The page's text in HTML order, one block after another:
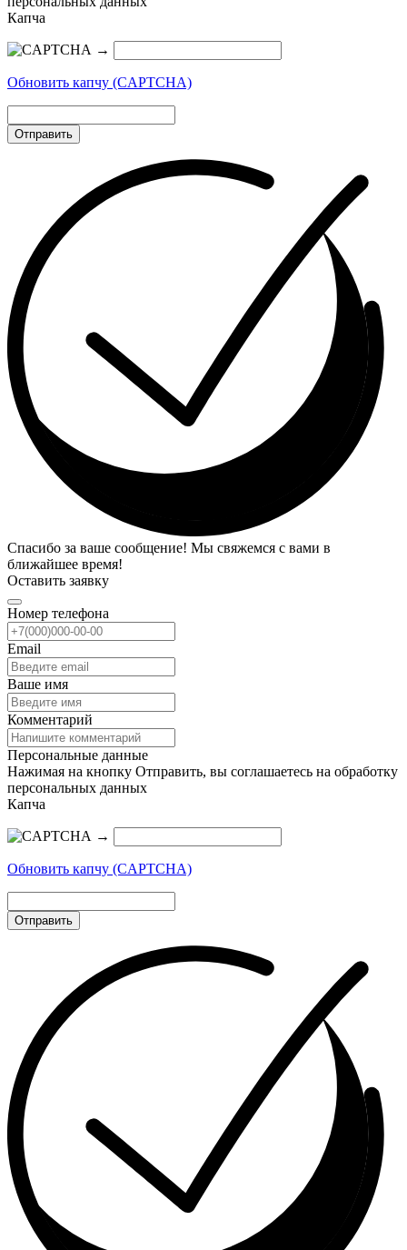
Капча
→
Обновить капчу (CAPTCHA)
Отправить
Спасибо за ваше сообщение! Мы свяжемся с вами в
ближайшее время!
Оставить заявку
Номер телефона
Email
Ваше имя
Комментарий
Персональные данные
Нажимая на кнопку Отправить, вы соглашаетесь на обработку
персональных данных
Капча
→
Обновить капчу (CAPTCHA)
Отправить